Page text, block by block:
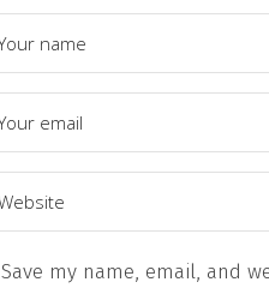
Save my name, email, and